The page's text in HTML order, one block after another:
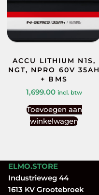
ACCU LITHIUM N1S,
NGT, NPRO 60V 35AH
+ BMS
1,699.00 incl. btw
Toevoegen aan
winkelwagen
ELMO.STORE
Industrieweg 44
1613 KV Grootebroek